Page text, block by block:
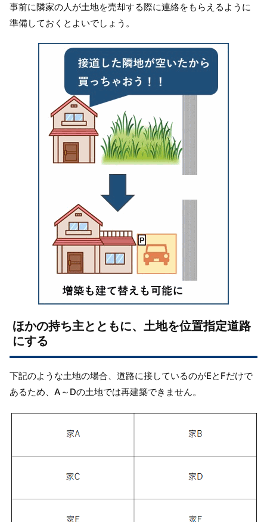
事前に隣家の人が土地を売却する際に連絡をもらえるように
準備しておくとよいでしょう。
ほかの持ち主とともに、土地を位置指定道路
にする
下記のような土地の場合、道路に接しているのがEとFだけで
あるため、A～Dの土地では再建築できません。